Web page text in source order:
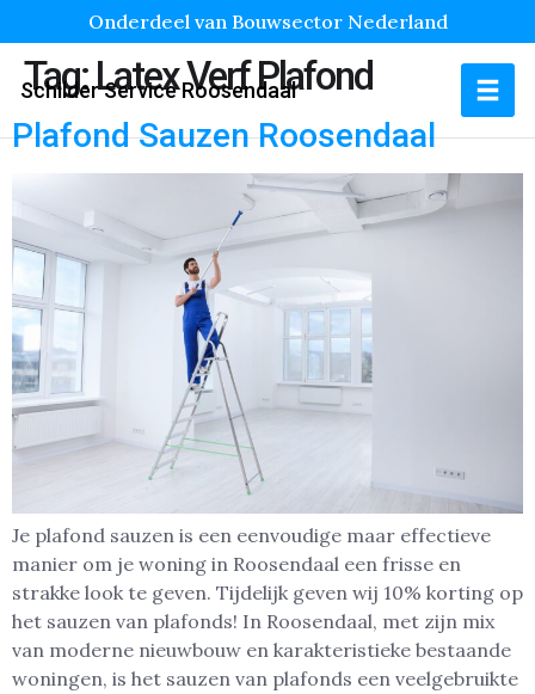
Onderdeel van Bouwsector Nederland
Schilder Service Roosendaal
Tag:Latex Verf Plafond
Plafond Sauzen Roosendaal
Je plafond sauzen is een eenvoudige maar effectieve
manier om je woning in Roosendaal een frisse en
strakke look te geven. Tijdelijk geven wij 10% korting op
het sauzen van plafonds! In Roosendaal, met zijn mix
van moderne nieuwbouw en karakteristieke bestaande
woningen, is het sauzen van plafonds een veelgebruikte